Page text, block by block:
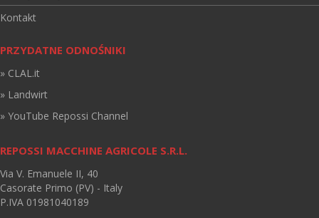
Kontakt
PRZYDATNE ODNOŚNIKI
» CLAL.it
» Landwirt
» YouTube Repossi Channel
REPOSSI MACCHINE AGRICOLE S.R.L.
Via V. Emanuele II, 40
Casorate Primo (PV) - Italy
P.IVA 01981040189